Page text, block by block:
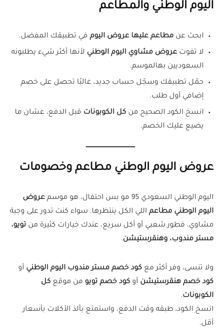
اليوم الوطني والمطاعم
ابحث عن مطاعم عليها عروض اليوم في تطبيقك المفضل.
لا تفوت عروض مشاوي اليوم الوطني لأنها أكثر شيء يطلبونه
السعوديين بهالموسم.
حمّل تطبيقك وسجّل حساب جديد، غالبًا تحصل على خصم
إضافي أول طلب.
انسخ الكود الصحيح من كل الكوبونات قبل الدفع، عشان ما
يضيع عليك الخصم.
عروض اليوم الوطني مطاعم وخصومات
اليوم الوطني السعودي 95 مو بس احتفال، هو موسم
عروض
اليوم الوطني مطاعم اللي الكل ينتظرها. سواء كنت تدور على وجبة
مشاوي، فطور شعبي أو أكل سريع، عندك خيارات كثيرة من تويو،
مستر مندوب، وهنقرستيشن.
ولا تنسى، وفر أكثر مع كود خصم مستر مندوب اليوم الوطني أو
كود خصم هنقرستيشن أو كود خصم تويو من موقع كل
الكوبونات.
انسخ الكود، طبقه وقت الدفع، واستمتع بألذ الأكلات بأسعار
أقل.